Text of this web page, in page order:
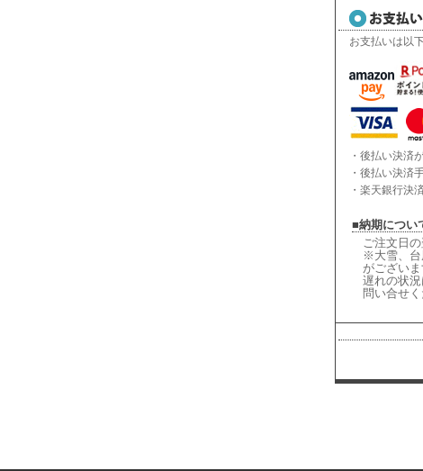
お支払いは以
・後払い決済
・後払い決済
・楽天銀行決
■納期につい
ご注文日
※大雪、台
がございま
遅れの状況
問い合せ